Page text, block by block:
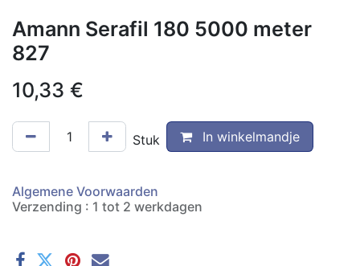
Amann Serafil 180 5000 meter
827
10,33 €
Stuk In winkelmandje
Algemene Voorwaarden
Verzending : 1 tot 2 werkdagen